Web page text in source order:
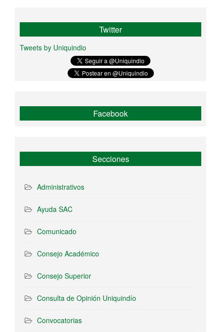
Twitter
Tweets by Uniquindio
Facebook
Secciones
Administrativos
Ayuda SAC
Comunicado
Consejo Académico
Consejo Superior
Consulta de Opinión Uniquindío
Convocatorias